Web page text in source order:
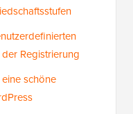
Registrierung
schöne